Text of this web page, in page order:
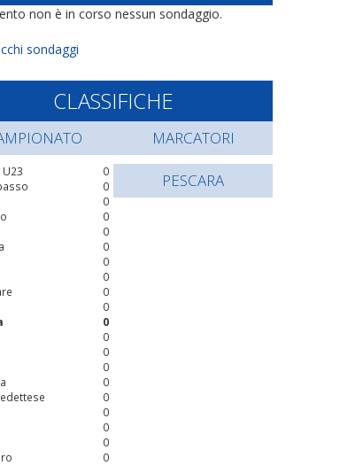
non è in corso nessun sondaggio.
sondaggi
CLASSIFICHE
0
0
0
0
0
0
0
0
0
0
0
0
0
0
0
0
0
0
0
0
MARCATORI
PESCARA